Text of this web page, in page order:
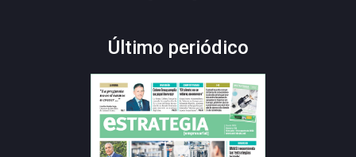
Último periódico